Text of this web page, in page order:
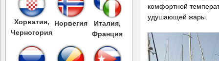
комфортной
удушающей жары.
Хорватия,
Черногория
Норвегия
Италия,
Франция